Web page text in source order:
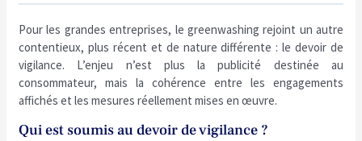
Pour les grandes entreprises, le greenwashing rejoint un autre
contentieux, plus récent et de nature différente : le devoir de
vigilance. L’enjeu n’est plus la publicité destinée au
consommateur, mais la cohérence entre les engagements
affichés et les mesures réellement mises en œuvre.
Qui est soumis au devoir de vigilance ?